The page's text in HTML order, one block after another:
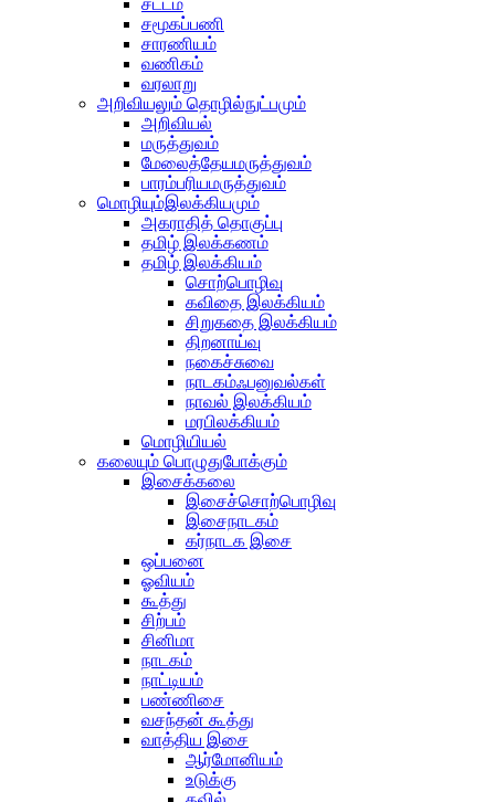
சட்டம்
சமூகப்பணி
சாரணியம்
வணிகம்
வரலாறு
அறிவியலும் தொழில்நுட்பமும்
அறிவியல்
மருத்துவம்
மேலைத்தேயமருத்துவம்
பாரம்பரியமருத்துவம்
மொழியும்இலக்கியமும்
அகராதித் தொகுப்பு
தமிழ் இலக்கணம்
தமிழ் இலக்கியம்
சொற்பொழிவு
கவிதை இலக்கியம்
சிறுகதை இலக்கியம்
திறனாய்வு
நகைச்சுவை
நாடகம்ஃபனுவல்கள்
நாவல் இலக்கியம்
மரபிலக்கியம்
மொழியியல்
கலையும் பொழுதுபோக்கும்
இசைக்கலை
இசைச்சொற்பொழிவு
இசைநாடகம்
கர்நாடக இசை
ஒப்பனை
ஓவியம்
கூத்து
சிற்பம்
சினிமா
நாடகம்
நாட்டியம்
பண்ணிசை
வசந்தன் கூத்து
வாத்திய இசை
ஆர்மோனியம்
உடுக்கு